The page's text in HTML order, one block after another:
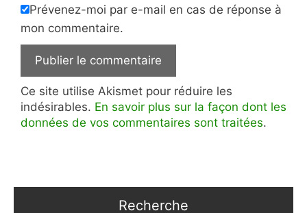
Prévenez-moi par e-mail en cas de réponse à
mon commentaire.
Ce site utilise Akismet pour réduire les
indésirables. En savoir plus sur la façon dont les
données de vos commentaires sont traitées.
Recherche